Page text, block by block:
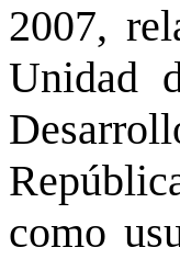
2007,
Unidad
como